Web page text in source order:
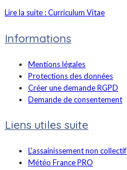
Lire la suite : Curriculum Vitae
Informations
Mentions légales
Protections des données
Créer une demande RGPD
Demande de consentement
Liens utiles suite
L'assainissement non collectif
Météo France PRO